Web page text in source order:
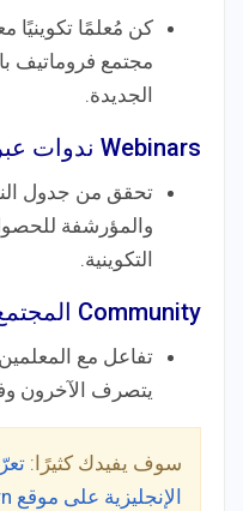
كن مُعلمًا تكوينيًا
مجتمع فروماتيف
الجديدة.
Webinars ندوات عبر الإنترنت
تحقق من جدول
والمؤرشفة
التكوينية.
Community المجتمع
تفاعل مع
يتصرف الآخرون
سوف يفيدك كثيرًا:
الإنجليزية على موقع Future Learn!